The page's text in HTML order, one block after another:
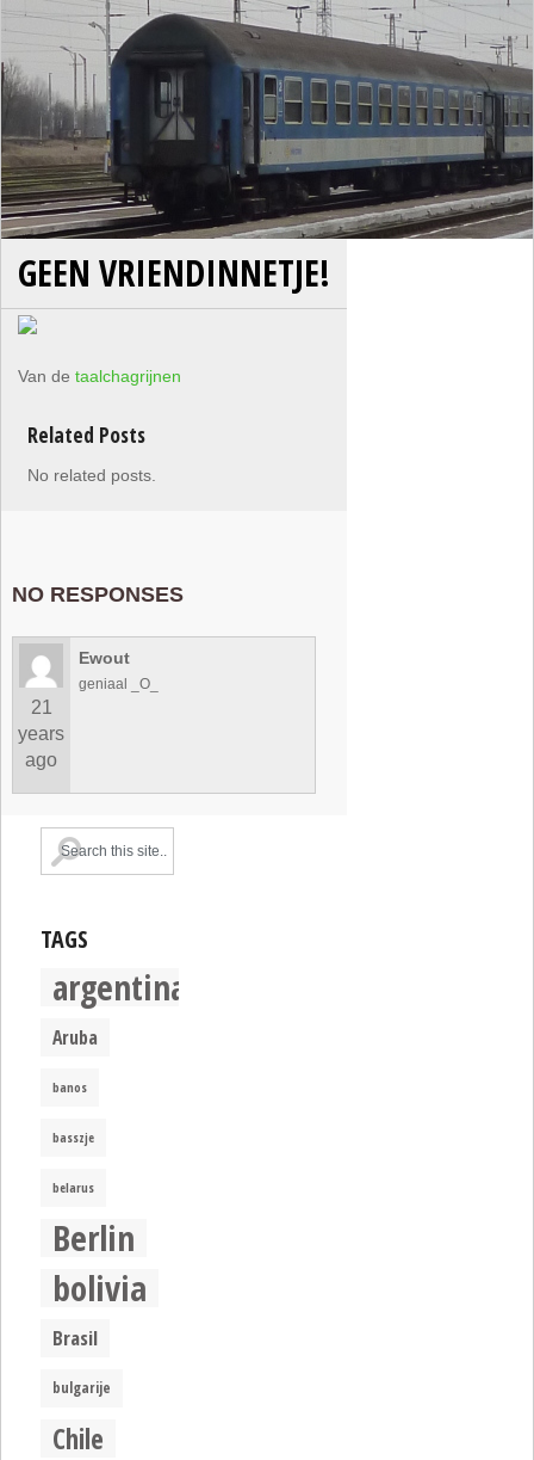
GEEN VRIENDINNETJE!
Van detaalchagrijnen
Related Posts
No related posts.
NO RESPONSES
21
years
ago
Ewout
geniaal _O_
TAGS
argentina
Aruba
banos
basszje
belarus
Berlin
bolivia
Brasil
bulgarije
Chile